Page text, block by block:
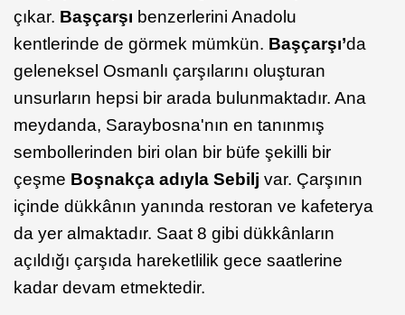
çıkar. Başçarşı benzerlerini Anadolu
kentlerinde de görmek mümkün. Başçarşı’da
geleneksel Osmanlı çarşılarını oluşturan
unsurların hepsi bir arada bulunmaktadır. Ana
meydanda, Saraybosna'nın en tanınmış
sembollerinden biri olan bir büfe şekilli bir
çeşme Boşnakça adıyla Sebilj var. Çarşının
içinde dükkânın yanında restoran ve kafeterya
da yer almaktadır. Saat 8 gibi dükkânların
açıldığı çarşıda hareketlilik gece saatlerine
kadar devam etmektedir.